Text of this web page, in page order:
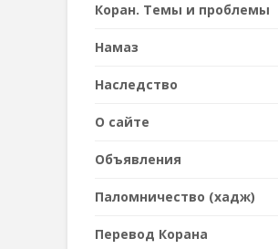
Коран. Темы и проблемы
Намаз
Наследствo
О сайте
Объявления
Паломничество (хадж)
Перевод Корана